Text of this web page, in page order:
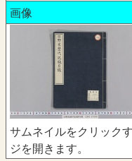
画像
サムネイルをクリック
ジを開きます。